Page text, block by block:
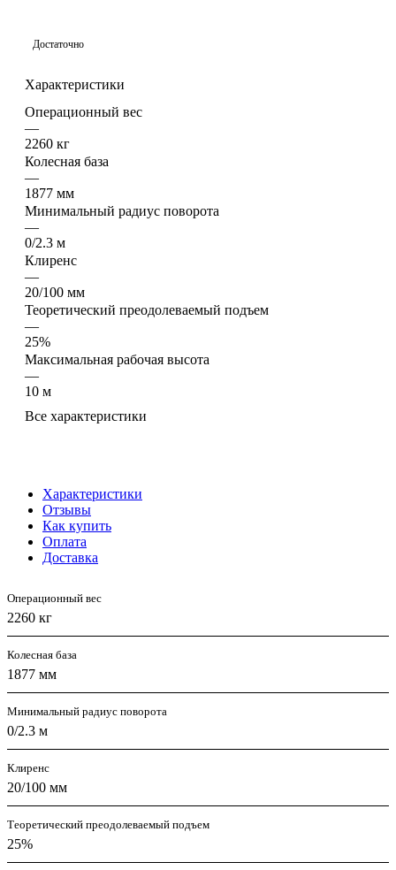
Достаточно
Характеристики
Операционный вес
—
2260 кг
Колесная база
—
1877 мм
Минимальный радиус поворота
—
0/2.3 м
Клиренс
—
20/100 мм
Теоретический преодолеваемый подъем
—
25%
Максимальная рабочая высота
—
10 м
Все характеристики
Характеристики
Отзывы
Как купить
Оплата
Доставка
Операционный вес
2260 кг
Колесная база
1877 мм
Минимальный радиус поворота
0/2.3 м
Клиренс
20/100 мм
Теоретический преодолеваемый подъем
25%